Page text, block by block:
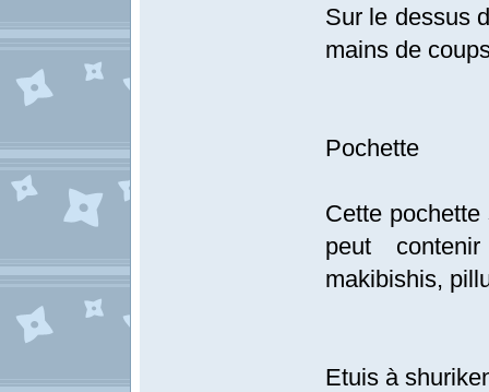
Sur le dessus
mains de
Pochette
Cette
peut
makibishis,
Etuis à